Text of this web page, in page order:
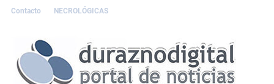
Contacto NECROLÓGICAS